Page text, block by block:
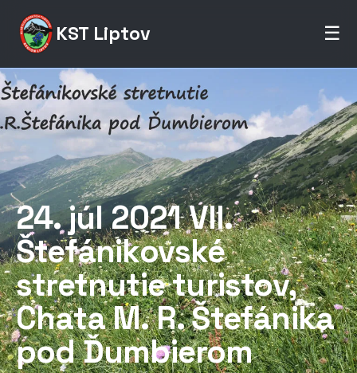
KST Liptov ☰
24. júl 2021 VII.
Štefánikovské
stretnutie turistov,
Chata M. R. Štefánika
pod Ďumbierom